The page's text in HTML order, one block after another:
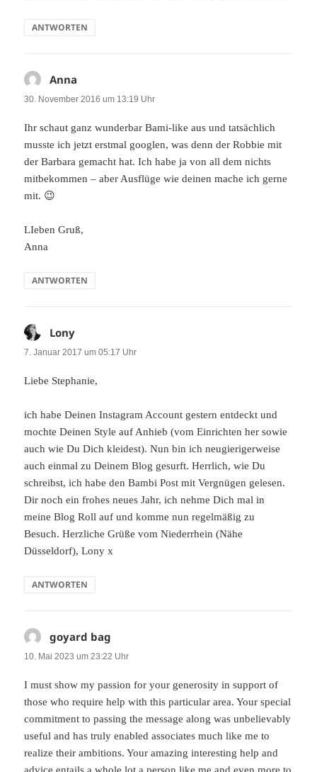
ANTWORTEN
Anna
30. November 2016 um 13:19 Uhr
Ihr schaut ganz wunderbar Bami-like aus und tatsächlich
musste ich jetzt erstmal googlen, was denn der Robbie mit
der Barbara gemacht hat. Ich habe ja von all dem nichts
mitbekommen – aber Ausflüge wie deinen mache ich gerne
mit. 😉
LIeben Gruß,
Anna
ANTWORTEN
Lony
7. Januar 2017 um 05:17 Uhr
Liebe Stephanie,
ich habe Deinen Instagram Account gestern entdeckt und
mochte Deinen Style auf Anhieb (vom Einrichten her sowie
auch wie Du Dich kleidest). Nun bin ich neugierigerweise
auch einmal zu Deinem Blog gesurft. Herrlich, wie Du
schreibst, ich habe den Bambi Post mit Vergnügen gelesen.
Dir noch ein frohes neues Jahr, ich nehme Dich mal in
meine Blog Roll auf und komme nun regelmäßig zu
Besuch. Herzliche Grüße vom Niederrhein (Nähe
Düsseldorf), Lony x
ANTWORTEN
goyard bag
10. Mai 2023 um 23:22 Uhr
I must show my passion for your generosity in support of
those who require help with this particular area. Your special
commitment to passing the message along was unbelievably
useful and has truly enabled associates much like me to
realize their ambitions. Your amazing interesting help and